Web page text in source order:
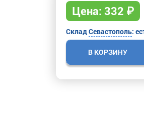
Цена: 332 ₽
СкладСевастополь:
В КОРЗИНУ